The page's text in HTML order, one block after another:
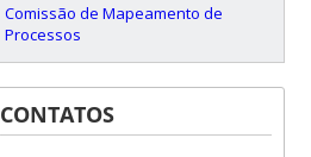
Comissão de Mapeamento de
Processos
CONTATOS